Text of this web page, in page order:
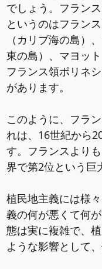
でしょう。フラン
というのはフラン
（カリブ海の島）
東の島）、マヨッ
フランス領ポリネ
があります。
このように、フラ
れは、16世紀から
す。フランスより
界で第2位という巨
植民地主義には様
義の何が悪くて何
態は実に複雑で、
ような影響として